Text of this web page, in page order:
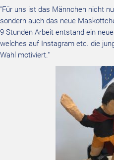
"Für uns ist das Männchen nicht
sondern auch das neue
9 Stunden Arbeit entstand ein
welches auf Instagram etc. die
Wahl motiviert."